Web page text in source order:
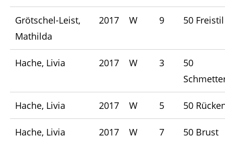
Grötschel-Leist,
Mathilda
2017 W 9 50 Freistil
Hache, Livia 2017 W 3
50
Hache, Livia 2017 W 5 50
Hache, Livia 2017 W 7 50 Brust